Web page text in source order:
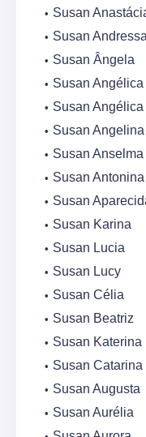
Susan
Susan Andressa
Susan Ângela
Susan Angélica
Susan Angélica
Susan Angelina
Susan Anselma
Susan Antonina
Susan
Susan Karina
Susan Lucia
Susan Lucy
Susan Célia
Susan Beatriz
Susan Katerina
Susan Catarina
Susan Augusta
Susan Aurélia